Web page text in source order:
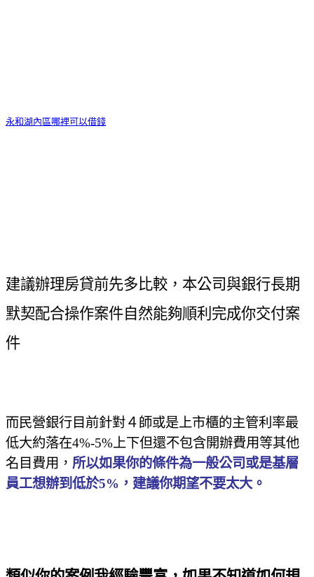
永和湖內區哪裡可以借錢
建議辦理房貸前先多比較，本公司與銀行長期
默契配合操作案件自然能夠順利完成你交付案
件
而民營銀行目前針對４師或是上市櫃的主管利率最
低大約落在4%-5% 上下但還不包含開辦費用等其他
名目費用， 所以如果你的條件為一般公司或是基層
員工想辦到低於5% ，建議你期望不要太大。